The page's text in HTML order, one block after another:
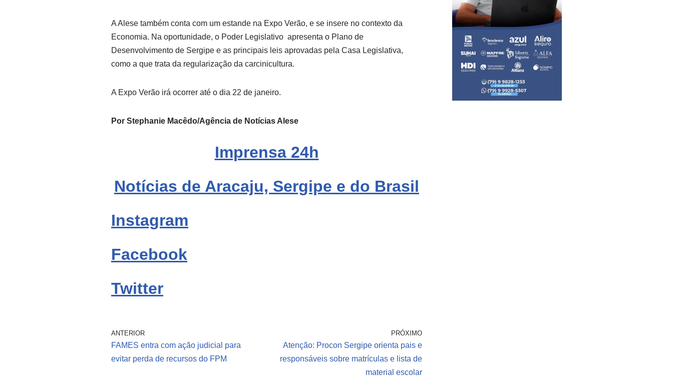
A Alese também conta com um estande na Expo Verão, e se insere no contexto da
Economia. Na oportunidade, o Poder Legislativo apresenta o Plano de
Desenvolvimento de Sergipe e as principais leis aprovadas pela Casa Legislativa,
como a que trata da regularização da carcinicultura.
A Expo Verão irá ocorrer até o dia 22 de janeiro.
Por Stephanie Macêdo/Agência de Notícias Alese
Imprensa24h
Notícias de Aracaju, Sergipe e do Brasil
Instagram
Facebook
Twitter
ANTERIOR
FAMES entra com ação judicial para
evitar perda de recursos do FPM
PRÓXIMO
Atenção: Procon Sergipe orienta pais e
responsáveis sobre matrículas e lista de
material escolar